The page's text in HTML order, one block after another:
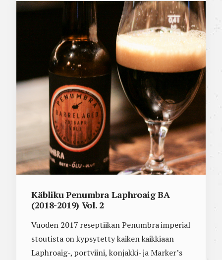
Käbliku Penumbra Laphroaig BA
(2018-2019) Vol. 2
Vuoden 2017 reseptiikan Penumbra imperial
stoutista on kypsytetty kaiken kaikkiaan
Laphroaig-, portviini, konjakki- ja Marker’s